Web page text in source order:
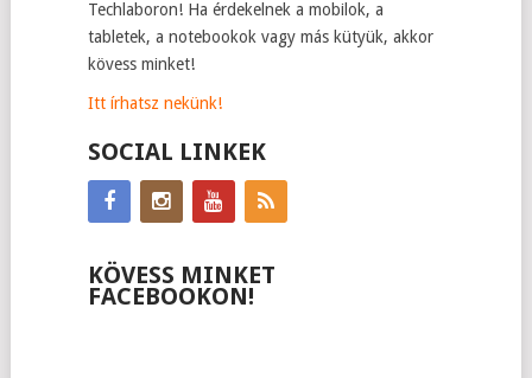
Techlaboron! Ha érdekelnek a mobilok, a
tabletek, a notebookok vagy más kütyük, akkor
kövess minket!
Itt írhatsz nekünk!
SOCIAL LINKEK
KÖVESS MINKET
FACEBOOKON!